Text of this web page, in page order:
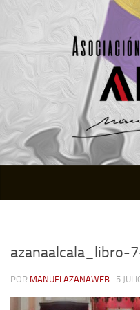
Quienes somos
Actividades
azanaalcala_libro-
POR MANUELAZANAWEB · 5